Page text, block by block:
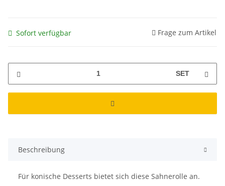
Sofort verfügbar Frage zum Artikel
SET
Beschreibung
Für konische Desserts bietet sich diese Sahnerolle an.